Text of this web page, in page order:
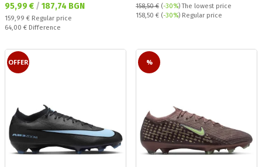
Текуща цена:
95,99 € / 187,74 BGN
Regular price:
159,99 € Regular price
Спестявате:
64,00 € Difference
158,50 € (-30%)The lowest price
Regular price:
158,50 € (-30%) Regular price
OFFER %